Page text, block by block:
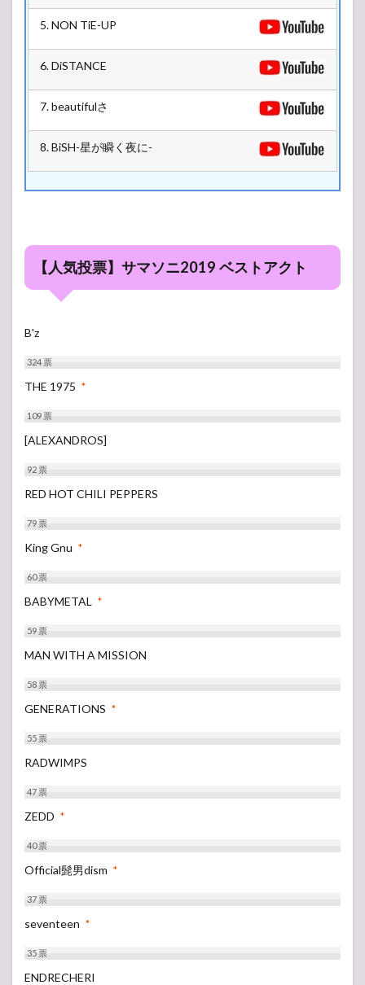
5. NON TiE-UP
6. DiSTANCE
7. beautifulさ
8. BiSH-星が瞬く夜に-
【人気投票】サマソニ2019 ベストアクト
B'z
324票
THE 1975 *
109票
[ALEXANDROS]
92票
RED HOT CHILI PEPPERS
79票
King Gnu *
60票
BABYMETAL *
59票
MAN WITH A MISSION
58票
GENERATIONS *
55票
RADWIMPS
47票
ZEDD *
40票
Official髭男dism *
37票
seventeen *
35票
ENDRECHERI